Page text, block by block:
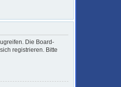
Die Board-
registrieren. Bitte